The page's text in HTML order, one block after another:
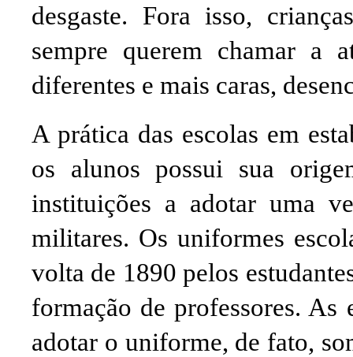
desgaste. Fora isso,
sempre querem chamar a
diferentes e mais caras,
A prática das escolas em
os alunos possui sua
instituições a adotar uma
militares. Os uniformes
volta de 1890 pelos
formação de professores. As
adotar o uniforme, de fato,